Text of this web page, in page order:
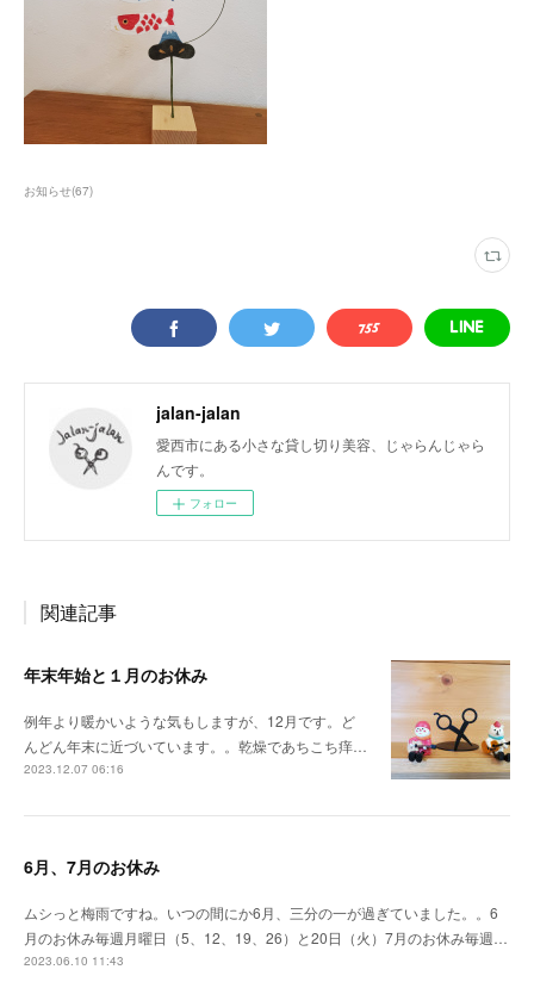
お知らせ(67)
jalan-jalan
愛西市にある小さな貸し切り美容、じゃらんじゃら
んです。
フォロー
関連記事
年末年始と１月のお休み
例年より暖かいような気もしますが、12月です。ど
んどん年末に近づいています。。乾燥であちこち痒…
2023.12.07 06:16
6月、7月のお休み
ムシっと梅雨ですね。いつの間にか6月、三分の一が過ぎていました。。6
月のお休み毎週月曜日（5、12、19、26）と20日（火）7月のお休み毎週…
2023.06.10 11:43